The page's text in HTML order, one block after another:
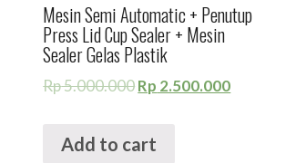
Mesin Semi Automatic + Penutup
Press Lid Cup Sealer + Mesin
Sealer Gelas Plastik
Rp5.000.000Rp 2.500.000
Add to cart